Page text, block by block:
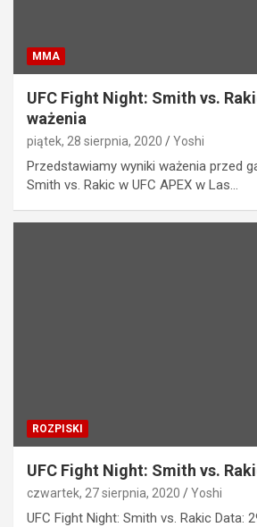
MMA
UFC Fight Night: Smith vs.
ważenia
piątek, 28 sierpnia, 2020 Yoshi
Przedstawiamy wyniki ważenia przed
Smith vs. Rakic w UFC APEX w Las…
ROZPISKI
UFC Fight Night: Smith vs.
czwartek, 27 sierpnia, 2020 Yoshi
UFC Fight Night: Smith vs. Rakic Data: